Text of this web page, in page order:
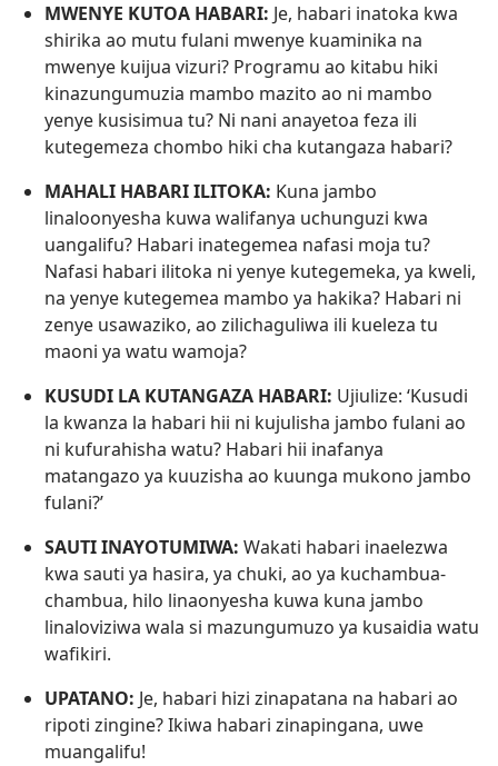
MWENYE KUTOA HABARI: Je, habari inatoka kwa
shirika ao mutu fulani mwenye kuaminika na
mwenye kuijua vizuri? Programu ao kitabu hiki
kinazungumuzia mambo mazito ao ni mambo
yenye kusisimua tu? Ni nani anayetoa feza ili
kutegemeza chombo hiki cha kutangaza habari?
MAHALI HABARI ILITOKA: Kuna jambo
linaloonyesha kuwa walifanya uchunguzi kwa
uangalifu? Habari inategemea nafasi moja tu?
Nafasi habari ilitoka ni yenye kutegemeka, ya kweli,
na yenye kutegemea mambo ya hakika? Habari ni
zenye usawaziko, ao zilichaguliwa ili kueleza tu
maoni ya watu wamoja?
KUSUDI LA KUTANGAZA HABARI: Ujiulize: ‘Kusudi
la kwanza la habari hii ni kujulisha jambo fulani ao
ni kufurahisha watu? Habari hii inafanya
matangazo ya kuuzisha ao kuunga mukono jambo
fulani?’
SAUTI INAYOTUMIWA: Wakati habari inaelezwa
kwa sauti ya hasira, ya chuki, ao ya kuchambua​-
chambua, hilo linaonyesha kuwa kuna jambo
linaloviziwa wala si mazungumuzo ya kusaidia watu
wafikiri.
UPATANO: Je, habari hizi zinapatana na habari ao
ripoti zingine? Ikiwa habari zinapingana, uwe
muangalifu!